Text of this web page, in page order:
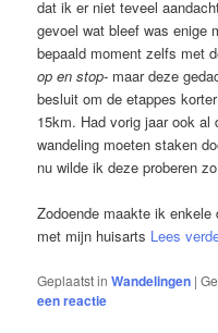
dat ik er niet teveel
gevoel wat bleef was enige
bepaald moment zelfs met
op en stop- maar deze
besluit om de etappes
15km. Had vorig jaar ook al
wandeling moeten staken
nu wilde ik deze proberen
Zodoende maakte ik
met mijn huisarts Lees
Geplaatst in Wandelingen |
een reactie